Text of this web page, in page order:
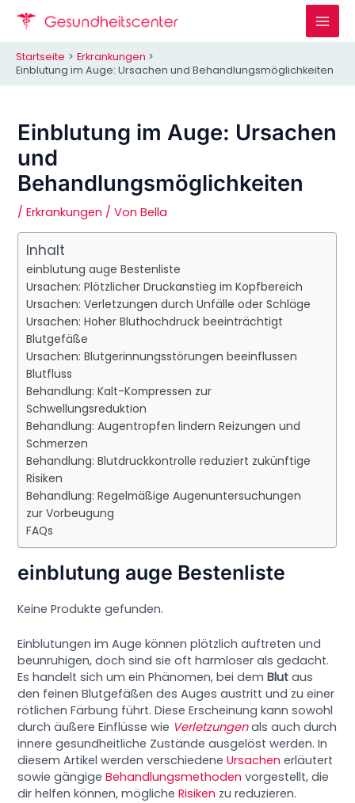
Inhalt
Startseite
Erkrankungen
Einblutung im Auge: Ursachen und Behandlungsmöglichkeiten
Einblutung im Auge: Ursachen
und
Behandlungsmöglichkeiten
/Erkrankungen / VonBella
Inhalt
einblutung auge Bestenliste
Ursachen: Plötzlicher Druckanstieg im Kopfbereich
Ursachen: Verletzungen durch Unfälle oder Schläge
Ursachen: Hoher Bluthochdruck beeinträchtigt
Blutgefäße
Ursachen: Blutgerinnungsstörungen beeinflussen
Blutfluss
Behandlung: Kalt-Kompressen zur
Schwellungsreduktion
Behandlung: Augentropfen lindern Reizungen und
Schmerzen
Behandlung: Blutdruckkontrolle reduziert zukünftige
Risiken
Behandlung: Regelmäßige Augenuntersuchungen
zur Vorbeugung
FAQs
einblutung auge Bestenliste
Keine Produkte gefunden.
Einblutungen im Auge können plötzlich auftreten und
beunruhigen, doch sind sie oft harmloser als gedacht.
Es handelt sich um ein Phänomen, bei demBlut aus
den feinen Blutgefäßen des Auges austritt und zu einer
rötlichen Färbung führt. Diese Erscheinung kann sowohl
durch äußere Einflüsse wie Verletzungenals auch durch
innere gesundheitliche Zustände ausgelöst werden. In
diesem Artikel werden verschiedeneUrsachen erläutert
sowie gängigeBehandlungsmethoden vorgestellt, die
dir helfen können, möglicheRisiken zu reduzieren.